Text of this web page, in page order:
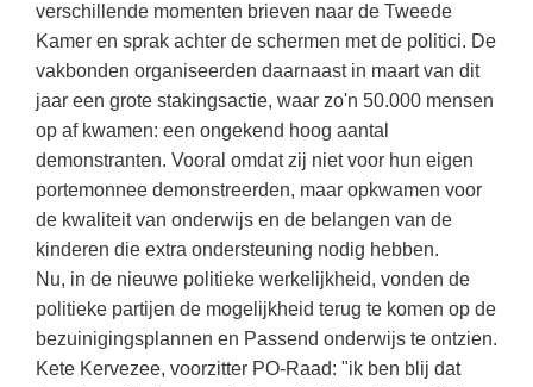
Rekenen / Wiskunde
Scheikunde
Sociale vaardigheden
Studievaardigheden
Techniek
Topografie
Verkeer
Verzorging
Media
Nederlands
Rekenen
Sociale vaardigheden
Studievaardigheden
Taalvaardigheden
LESMATERIAAL
Beeldende Vorming
Biologie
verschillende momenten brieven naar de Tweede
Kamer en sprak achter de schermen met de politici. De
vakbonden organiseerden daarnaast in maart van dit
jaar een grote stakingsactie, waar zo'n 50.000 mensen
op af kwamen: een ongekend hoog aantal
demonstranten. Vooral omdat zij niet voor hun eigen
portemonnee demonstreerden, maar opkwamen voor
de kwaliteit van onderwijs en de belangen van de
kinderen die extra ondersteuning nodig hebben.
Nu, in de nieuwe politieke werkelijkheid, vonden de
politieke partijen de mogelijkheid terug te komen op de
bezuinigingsplannen en Passend onderwijs te ontzien.
Kete Kervezee, voorzitter PO-Raad: "ik ben blij dat